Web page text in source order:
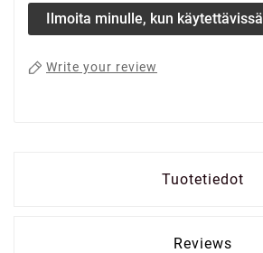
Ilmoita minulle, kun käytettävissä
Write your review
Tuotetiedot
Reviews